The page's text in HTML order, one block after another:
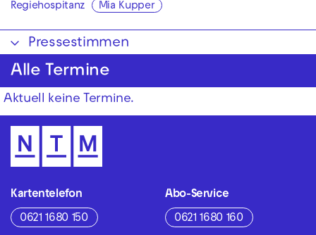
Regiehospitanz Mia Kupper
Pressestimmen
Alle Termine
Aktuell keine Termine.
Kartentelefon
0621 1680 150
Abo-Service
0621 1680 160